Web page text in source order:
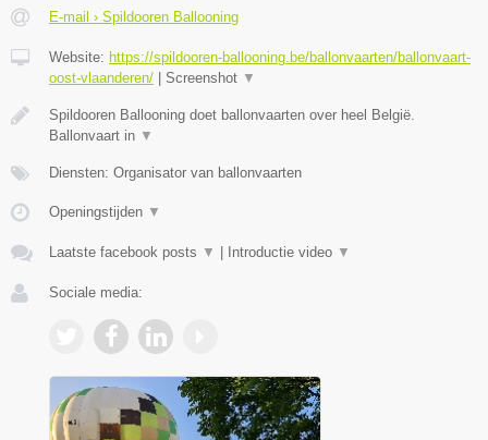
E-mail › Spildooren Ballooning
Website: https://spildooren-ballooning.be/ballonvaarten/ballonvaart-
oost-vlaanderen/ | Screenshot ▼
Spildooren Ballooning doet ballonvaarten over heel België.
Ballonvaart in ▼
Diensten: Organisator van ballonvaarten
Openingstijden ▼
Laatste facebook posts ▼ | Introductie video ▼
Sociale media: